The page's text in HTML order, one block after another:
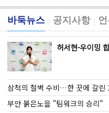
바둑뉴스 | 공지사항 |
허서현-우이밍
삼척의 철벽 수비…한 끗에 갈린
부안 붉은노을 "팀워크의 승리"